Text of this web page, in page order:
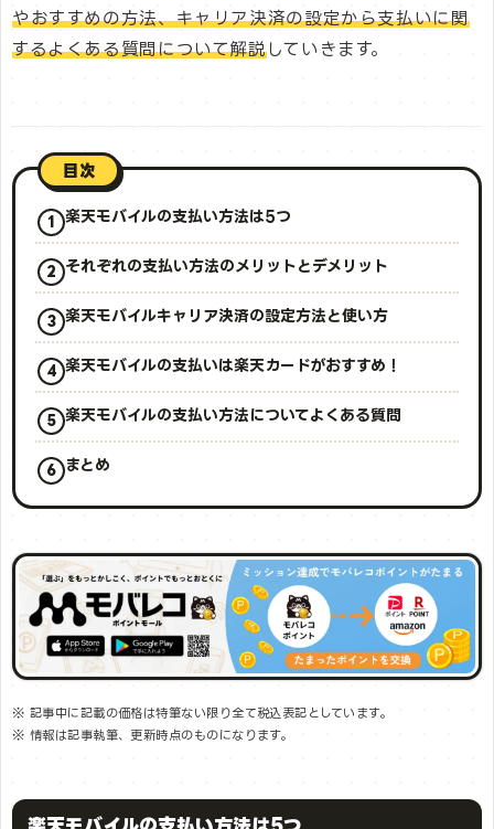
やおすすめの方法、キャリア決済の設定から支払いに関
するよくある質問について解説していきます。
目次
楽天モバイルの支払い方法は5つ
それぞれの支払い方法のメリットとデメリット
楽天モバイルキャリア決済の設定方法と使い方
楽天モバイルの支払いは楽天カードがおすすめ！
楽天モバイルの支払い方法についてよくある質問
まとめ
※ 記事中に記載の価格は特筆ない限り全て税込表記としています。
※ 情報は記事執筆、更新時点のものになります。